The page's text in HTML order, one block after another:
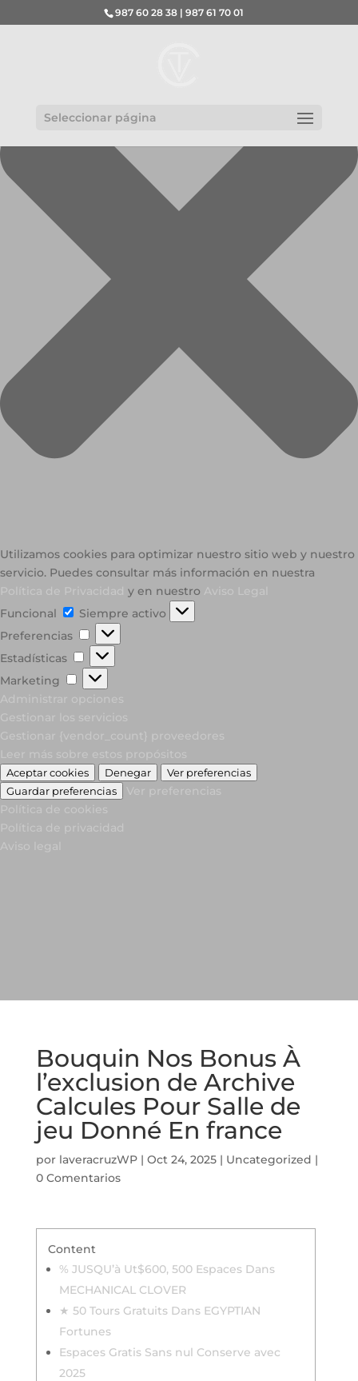
Gestionar el consentimiento de las cookies
Utilizamos cookies para optimizar nuestro sitio web y nuestro
servicio. Puedes consultar más información en nuestra
y en nuestro
Funcional
Funcional
Siempre activo
Preferencias
Preferencias
Estadísticas
Estadísticas
Marketing
Marketing
Aceptar cookies Denegar
Ver preferencias
Guardar preferencias
987 60 28 38 | 987 61 70 01
Seleccionar página
Bouquin Nos Bonus À
l’exclusion de Archive
Calcules Pour Salle de
jeu Donné En france
por laveracruzWP| Oct 24, 2025| Uncategorized |
0 Comentarios
Content
% JUSQU’à Ut$600, 500 Espaces Dans
MECHANICAL CLOVER
★ 50 Tours Gratuits Dans EGYPTIAN
Fortunes
Espaces Gratis Sans nul Conserve avec
2025